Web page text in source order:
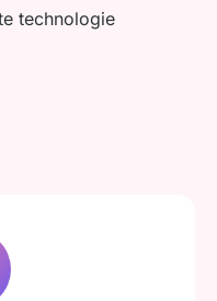
technologie